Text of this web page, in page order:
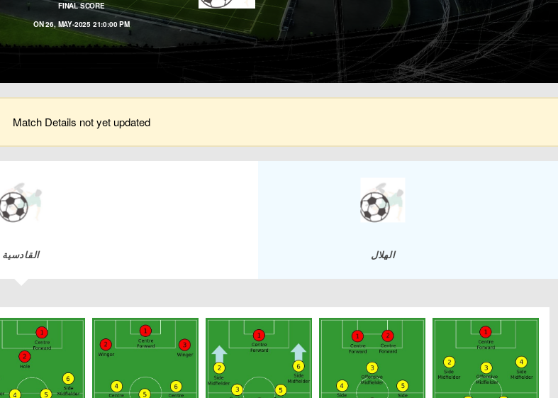
FINAL SCORE
ON 26, MAY-2025 21:0:00 PM
Match Details not yet updated
القادسية الهلال